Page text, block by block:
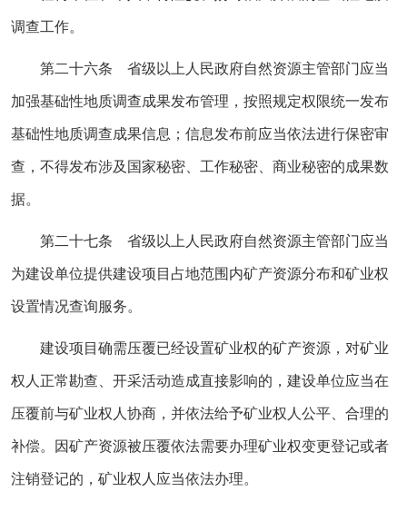
调查工作。
第二十六条 省级以上人民政府自然资源主管部门应当
加强基础性地质调查成果发布管理，按照规定权限统一发布
基础性地质调查成果信息；信息发布前应当依法进行保密审
查，不得发布涉及国家秘密、工作秘密、商业秘密的成果数
据。
第二十七条 省级以上人民政府自然资源主管部门应当
为建设单位提供建设项目占地范围内矿产资源分布和矿业权
设置情况查询服务。
建设项目确需压覆已经设置矿业权的矿产资源，对矿业
权人正常勘查、开采活动造成直接影响的，建设单位应当在
压覆前与矿业权人协商，并依法给予矿业权人公平、合理的
补偿。因矿产资源被压覆依法需要办理矿业权变更登记或者
注销登记的，矿业权人应当依法办理。